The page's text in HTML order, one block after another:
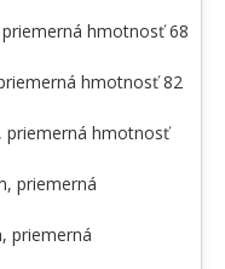
hmotnosť 68
hmotnosť 82
priemerná hmotnosť
priemerná
priemerná